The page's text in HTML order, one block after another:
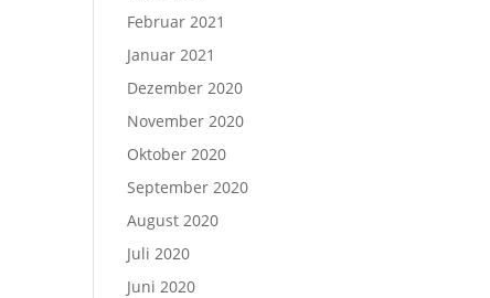
Februar 2021
Januar 2021
Dezember 2020
November 2020
Oktober 2020
September 2020
August 2020
Juli 2020
Juni 2020